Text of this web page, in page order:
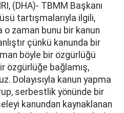
(DHA)- TBMM Başkanı
tartışmalarıyla ilgili,
o zaman bunu bir kanun
çünkü kanunda bir
böyle bir özgürlüğü
özgürlüğe bağlamış,
Dolayısıyla kanun yapma
serbestlik yönünde bir
kanundan kaynaklanan